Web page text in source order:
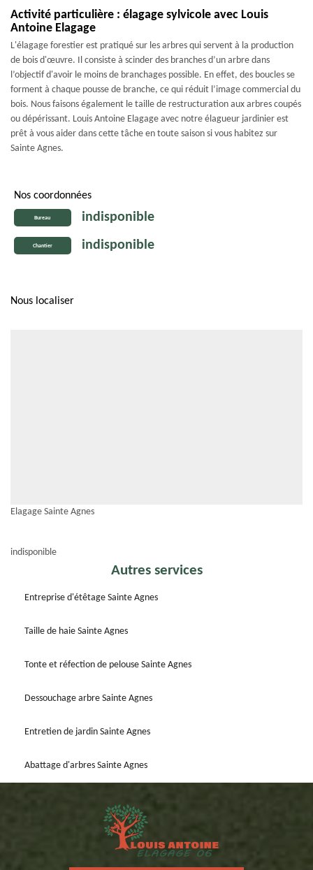
Activité particulière : élagage sylvicole avec Louis
Antoine Elagage
L'élagage forestier est pratiqué sur les arbres qui servent à la production
de bois d'œuvre. Il consiste à scinder des branches d’un arbre dans
l’objectif d'avoir le moins de branchages possible. En effet, des boucles se
forment à chaque pousse de branche, ce qui réduit l’image commercial du
bois. Nous faisons également le taille de restructuration aux arbres coupés
ou dépérissant. Louis Antoine Elagage avec notre élagueur jardinier est
prêt à vous aider dans cette tâche en toute saison si vous habitez sur
Sainte Agnes.
Nos coordonnées
Bureau indisponible
Chantier indisponible
Nous localiser
Elagage Sainte Agnes
indisponible
Autres services
Entreprise d'étêtage Sainte Agnes
Taille de haie Sainte Agnes
Tonte et réfection de pelouse Sainte Agnes
Dessouchage arbre Sainte Agnes
Entretien de jardin Sainte Agnes
Abattage d'arbres Sainte Agnes